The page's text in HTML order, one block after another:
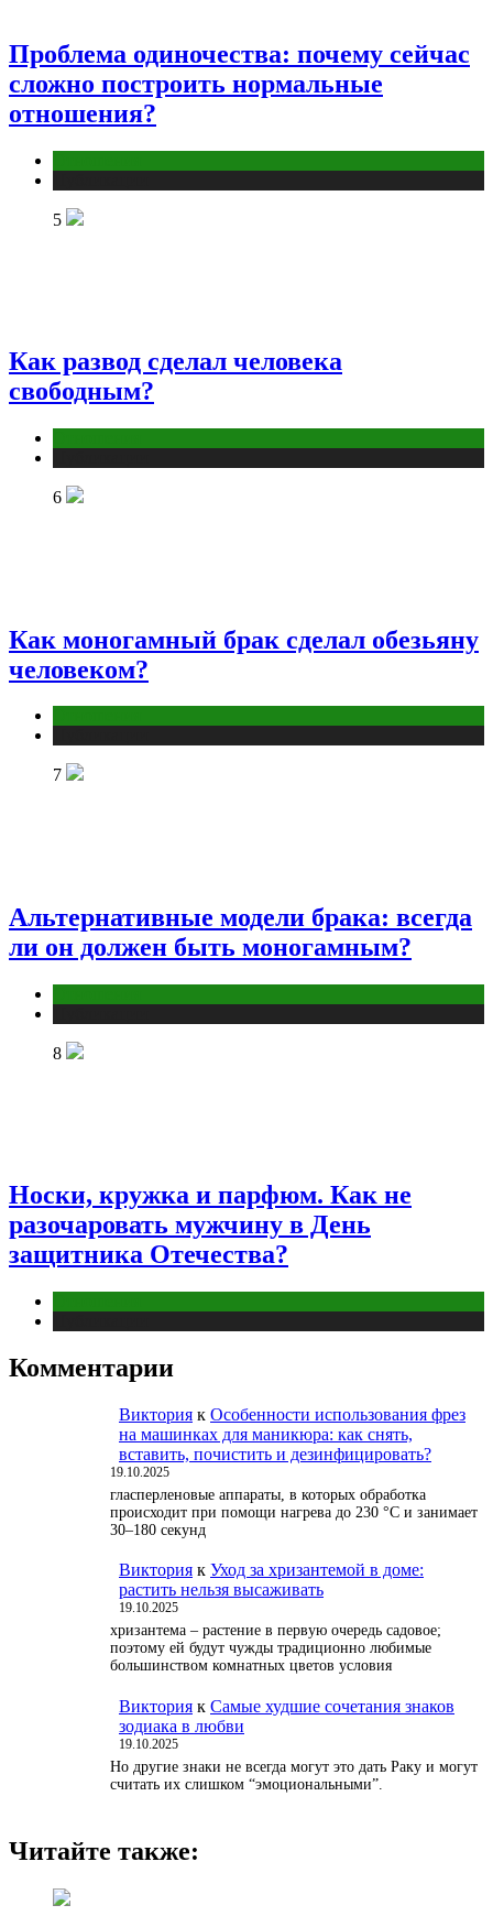
Проблема одиночества: почему сейчас
сложно построить нормальные
отношения?
5
Как развод сделал человека
свободным?
6
Как моногамный брак сделал обезьяну
человеком?
7
Альтернативные модели брака: всегда
ли он должен быть моногамным?
8
Носки, кружка и парфюм. Как не
разочаровать мужчину в День
защитника Отечества?
Комментарии
Виктория к Особенности использования фрез
на машинках для маникюра: как снять,
вставить, почистить и дезинфицировать?
19.10.2025
гласперленовые аппараты, в которых обработка
происходит при помощи нагрева до 230 °С и занимает
30–180 секунд
Виктория к Уход за хризантемой в доме:
растить нельзя высаживать
19.10.2025
хризантема – растение в первую очередь садовое;
поэтому ей будут чужды традиционно любимые
большинством комнатных цветов условия
Виктория к Самые худшие сочетания знаков
зодиака в любви
19.10.2025
Но другие знаки не всегда могут это дать Раку и могут
считать их слишком “эмоциональными”.
Читайте также: